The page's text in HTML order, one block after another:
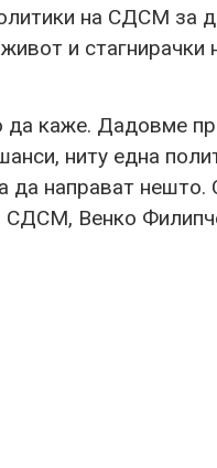
на СДСМ за
и стагнирачки
да каже. Дадовме
ниту една
да направат нешто.
СДСМ, Венко